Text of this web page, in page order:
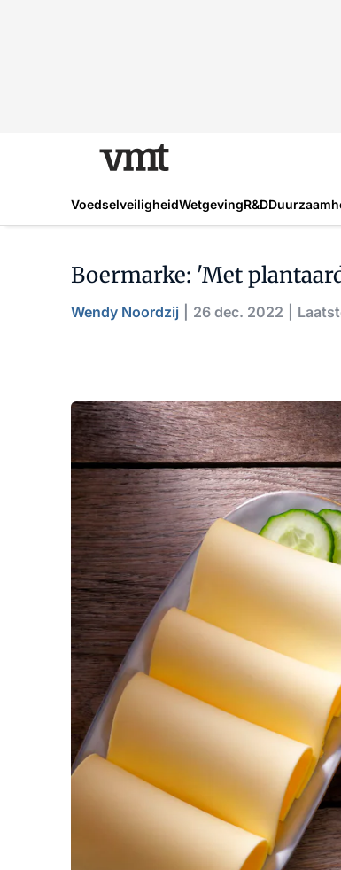
VoedselveiligheidWetgevingR&D
Boermarke: 'Met
Wendy Noordzij 26 dec. 2022